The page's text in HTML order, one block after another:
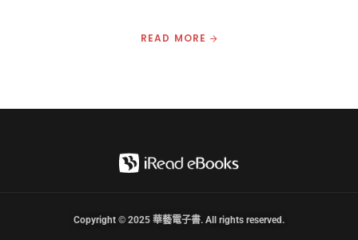
READ MORE
Copyright © 2025 華藝電子書. All rights reserved.